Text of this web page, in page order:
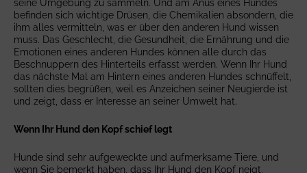
seine Umgebung zu sammeln. Und am Anus eines Hundes
befinden sich wichtige Drüsen, die Chemikalien absondern, die
ihm alles vermitteln, was er über den anderen Hund wissen
muss. Das Geschlecht, die Gesundheit, die Ernährung und die
Emotionen eines anderen Hundes können alle durch das
Beschnuppern des Hinterteils erfasst werden. Wenn Ihr Hund
das nächste Mal am Hintern eines anderen Hundes schnüffelt,
sollten dies begrüßen, weil es Anzeichen seiner Neugierde ist
und zeigt, dass er Interesse an seiner Umwelt hat.
Wenn Ihr Hund den Kopf schief legt
Hunde sind sehr aufgeweckte und aufmerksame Tiere, und
wenn Sie bemerkt haben, dass Ihr Hund den Kopf neigt,